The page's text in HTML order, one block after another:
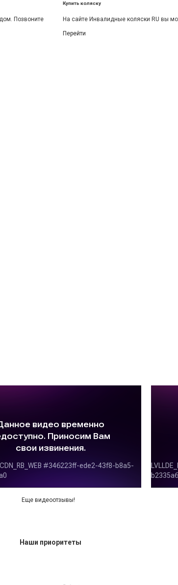
Позвоните
Купить коляску
На сайте Инвалидные коляски RU вы
Перейти
Еще видеоотзывы!
Наши приоритеты